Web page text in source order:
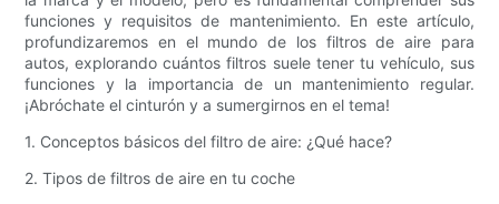
funciones y requisitos de mantenimiento. En este artículo,
profundizaremos en el mundo de los filtros de aire para
autos, explorando cuántos filtros suele tener tu vehículo, sus
funciones y la importancia de un mantenimiento regular.
¡Abróchate el cinturón y a sumergirnos en el tema!
1. Conceptos básicos del filtro de aire: ¿Qué hace?
2. Tipos de filtros de aire en tu coche